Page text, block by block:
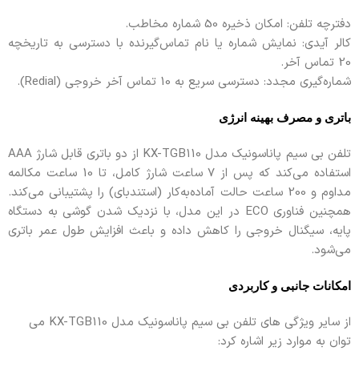
دفترچه تلفن: امکان ذخیره 50 شماره مخاطب.
کالر آیدی: نمایش شماره یا نام تماس‌گیرنده با دسترسی به تاریخچه
20 تماس آخر.
شماره‌گیری مجدد: دسترسی سریع به 10 تماس آخر خروجی (Redial).
باتری و مصرف بهینه انرژی
تلفن بی سیم پاناسونیک مدل KX-TGB110 از دو باتری قابل شارژ AAA
استفاده می‌کند که پس از 7 ساعت شارژ کامل، تا 10 ساعت مکالمه
مداوم و 200 ساعت حالت آماده‌به‌کار (استندبای) را پشتیبانی می‌کند.
همچنین فناوری ECO در این مدل، با نزدیک شدن گوشی به دستگاه
پایه، سیگنال خروجی را کاهش داده و باعث افزایش طول عمر باتری
می‌شود.
امکانات جانبی و کاربردی
از سایر ویژگی های تلفن بی سیم پاناسونیک مدل KX-TGB110 می
توان به موارد زیر اشاره کرد: